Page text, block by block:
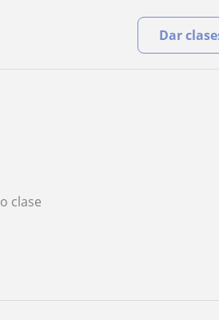
Dar
clase